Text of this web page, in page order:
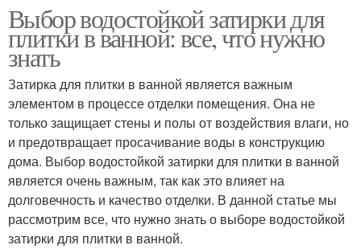
Выбор водостойкой затирки для
плитки в ванной: все, что нужно
знать
Затирка для плитки в ванной является важным
элементом в процессе отделки помещения. Она не
только защищает стены и полы от воздействия влаги, но
и предотвращает просачивание воды в конструкцию
дома. Выбор водостойкой затирки для плитки в ванной
является очень важным, так как это влияет на
долговечность и качество отделки. В данной статье мы
рассмотрим все, что нужно знать о выборе водостойкой
затирки для плитки в ванной.